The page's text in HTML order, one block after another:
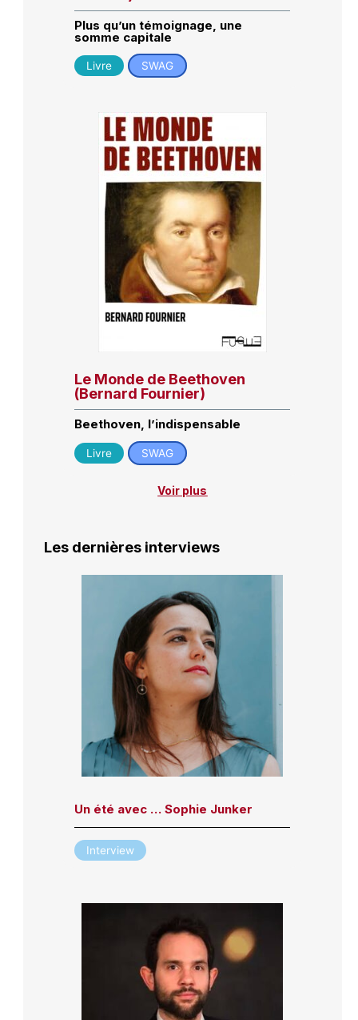
Plus qu’un témoignage, une
somme capitale
Livre SWAG
Le Monde de Beethoven
(Bernard Fournier)
Beethoven, l’indispensable
Livre SWAG
Voir plus
Les dernières interviews
Un été avec … Sophie Junker
Interview